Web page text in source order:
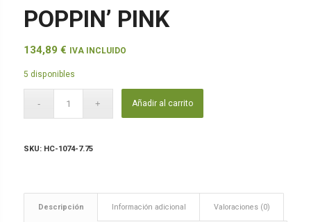
POPPIN’ PINK
134,89 € IVA INCLUIDO
5 disponibles
Añadir al carrito
SKU: HC-1074-7.75
Descripción Información adicional Valoraciones (0)